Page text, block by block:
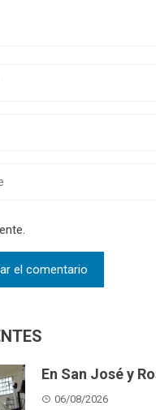
En San José y
06/08/2026